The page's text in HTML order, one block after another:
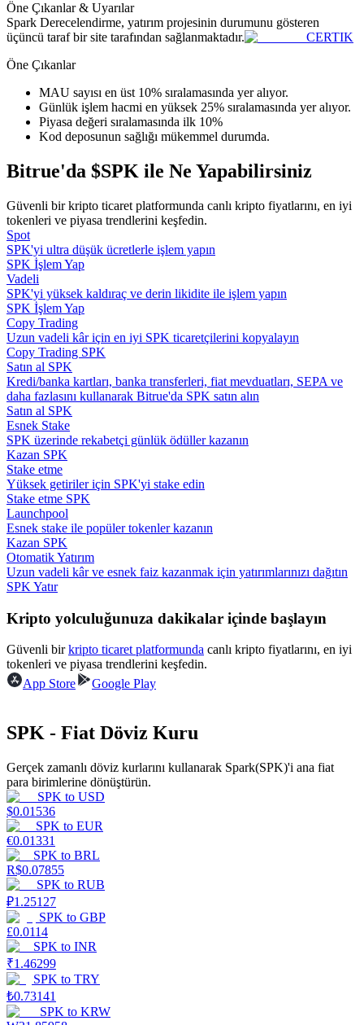
Ticaret bilgileri vb. dahil olmak üzere büyük veri analizi.
Rehber
Vadeli İşlemler Başlangıç Kılavuzu
Ticaret stratejileri
Nasıl kârlı kalabileceğinizi öğrenin
Kazan
Power Piggy
Günlük rekabetçi ödüller kazanın
Staking
Yüksek getiri ve anında erişim
Öne Çıkanlar & Uyarılar
Spark Derecelendirme, yatırım projesinin durumunu gösteren
üçüncü taraf bir site tarafından sağlanmaktadır.
CERTIK
Öne Çıkanlar
MAU sayısı en üst 10% sıralamasında yer alıyor.
Günlük işlem hacmi en yüksek 25% sıralamasında yer alıyor.
Piyasa değeri sıralamasında ilk 10%
Kod deposunun sağlığı mükemmel durumda.
Bitrue'da $SPK ile Ne Yapabilirsiniz
Güvenli bir kripto ticaret platformunda canlı kripto fiyatlarını, en iyi
tokenleri ve piyasa trendlerini keşfedin.
Spot
SPK'yi ultra düşük ücretlerle işlem yapın
SPK İşlem Yap
Vadeli
SPK'yi yüksek kaldıraç ve derin likidite ile işlem yapın
SPK İşlem Yap
Copy Trading
Uzun vadeli kâr için en iyi SPK ticaretçilerini kopyalayın
Copy Trading SPK
Satın al SPK
Kredi/banka kartları, banka transferleri, fiat mevduatları, SEPA ve
daha fazlasını kullanarak Bitrue'da SPK satın alın
Satın al SPK
Esnek Stake
SPK üzerinde rekabetçi günlük ödüller kazanın
Kazan SPK
Stake etme
Yüksek getiriler için SPK'yi stake edin
Stake etme SPK
Launchpool
Esnek stake ile popüler tokenler kazanın
Kazan SPK
Otomatik Yatırım
Uzun vadeli kâr ve esnek faiz kazanmak için yatırımlarınızı dağıtın
SPK Yatır
Kripto yolculuğunuza dakikalar içinde başlayın
Güvenli birkripto ticaret platformunda canlı kripto fiyatlarını, en iyi
tokenleri ve piyasa trendlerini keşfedin.
App Store
Google Play
SPK - Fiat Döviz Kuru
Gerçek zamanlı döviz kurlarını kullanarak Spark(SPK)'i ana fiat
para birimlerine dönüştürün.
SPK to USD
$0.01536
SPK to EUR
€0.01331
SPK to BRL
R$0.07855
SPK to RUB
₽1.25127
SPK to GBP
£0.0114
SPK to INR
₹1.46299
SPK to TRY
₺0.73141
SPK to KRW